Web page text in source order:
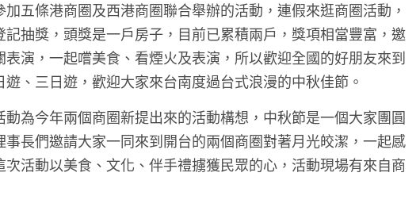
五條港商圈及西港商圈聯合舉辦的活動，連假來逛商圈活動，
抽獎，頭獎是一戶房子，目前已累積兩戶，獎項相當豐富，邀
演，一起嚐美食、看煙火及表演，所以歡迎全國的好朋友來到
、三日遊，歡迎大家來台南度過台式浪漫的中秋佳節。
動為今年兩個商圈新提出來的活動構想，中秋節是一個大家團圓
長們邀請大家一同來到開台的兩個商圈對著月光皎潔，一起感
活動以美食、文化、伴手禮擄獲民眾的心，活動現場有來自商